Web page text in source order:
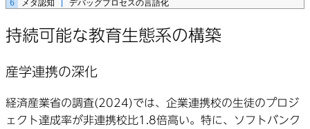
6 メタ認知 デバッグプロセスの言語化
持続可能な教育生態系の構築
産学連携の深化
経済産業省の調査(2024)では、企業連携校の生徒のプロジ
ェクト達成率が非連携校比1.8倍高い。特に、ソフトバンク